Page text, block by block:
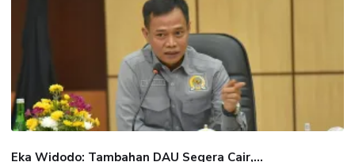
Eka Widodo: Tambahan DAU Segera Cair,...